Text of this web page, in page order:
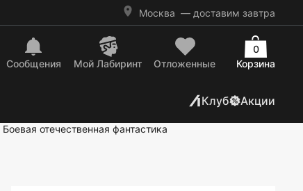
Москва — доставим завтра
Сообщения Mой Лабиринт Отложенные Корзина
0
Клуб Акции
Боевая отечественная фантастика